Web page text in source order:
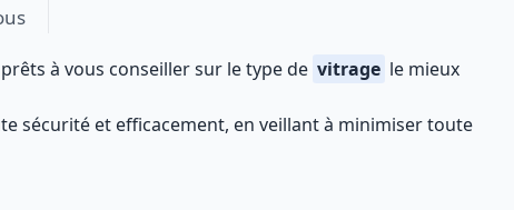
à vous conseiller sur le type de vitrage le mieux
sécurité et efficacement, en veillant à minimiser toute